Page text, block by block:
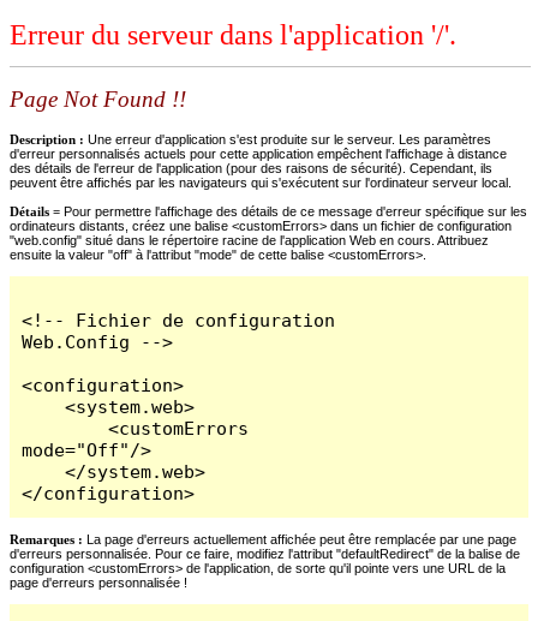
Erreur du serveur dans l'application '/'.
Page Not Found !!
Description : Une erreur d'application s'est produite sur le serveur. Les paramètres
d'erreur personnalisés actuels pour cette application empêchent l'affichage à distance
des détails de l'erreur de l'application (pour des raisons de sécurité). Cependant, ils
peuvent être affichés par les navigateurs qui s'exécutent sur l'ordinateur serveur local.
Détails = Pour permettre l'affichage des détails de ce message d'erreur spécifique sur les
ordinateurs distants, créez une balise <customErrors> dans un fichier de configuration
"web.config" situé dans le répertoire racine de l'application Web en cours. Attribuez
ensuite la valeur "off" à l'attribut "mode" de cette balise <customErrors>.
<!-- Fichier de configuration
Web.Config -->
<configuration>
    <system.web>
        <customErrors
mode="Off"/>
    </system.web>
</configuration>
Remarques : La page d'erreurs actuellement affichée peut être remplacée par une page
d'erreurs personnalisée. Pour ce faire, modifiez l'attribut "defaultRedirect" de la balise de
configuration <customErrors> de l'application, de sorte qu'il pointe vers une URL de la
page d'erreurs personnalisée !